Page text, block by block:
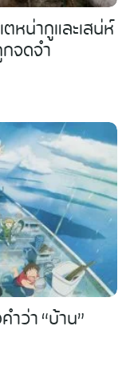
หน่ากูและเสน่ห์
จดจำ
ว่า “บ้าน”